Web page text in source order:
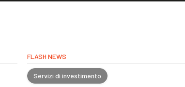
FLASH NEWS
Servizi di investimento